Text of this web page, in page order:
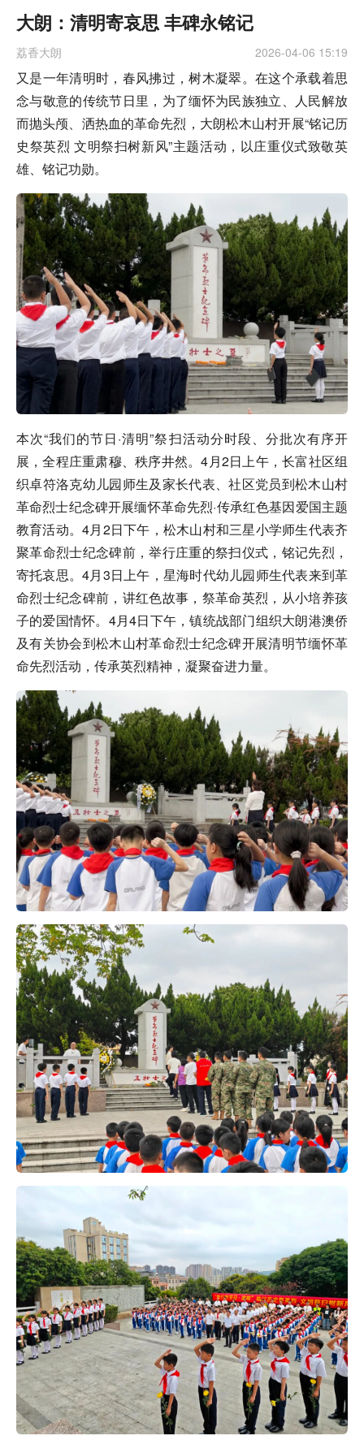
大朗：清明寄哀思 丰碑永铭记
荔香大朗 2026-04-06 15:19
又是一年清明时，春风拂过，树木凝翠。在这个承载着思
念与敬意的传统节日里，为了缅怀为民族独立、人民解放
而抛头颅、洒热血的革命先烈，大朗松木山村开展“铭记历
史祭英烈 文明祭扫树新风”主题活动，以庄重仪式致敬英
雄、铭记功勋。
本次“我们的节日·清明”祭扫活动分时段、分批次有序开
展，全程庄重肃穆、秩序井然。4月2日上午，长富社区组
织卓符洛克幼儿园师生及家长代表、社区党员到松木山村
革命烈士纪念碑开展缅怀革命先烈·传承红色基因爱国主题
教育活动。4月2日下午，松木山村和三星小学师生代表齐
聚革命烈士纪念碑前，举行庄重的祭扫仪式，铭记先烈，
寄托哀思。4月3日上午，星海时代幼儿园师生代表来到革
命烈士纪念碑前，讲红色故事，祭革命英烈，从小培养孩
子的爱国情怀。4月4日下午，镇统战部门组织大朗港澳侨
及有关协会到松木山村革命烈士纪念碑开展清明节缅怀革
命先烈活动，传承英烈精神，凝聚奋进力量。